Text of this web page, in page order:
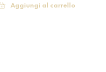
Aggiungi al carrello